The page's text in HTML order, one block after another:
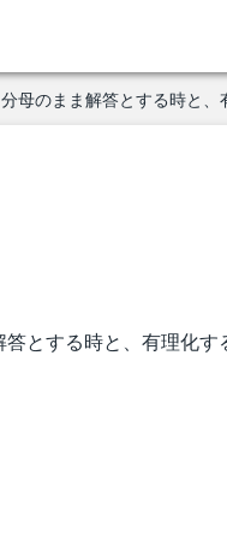
母のまま解答とする時と
とする時と、有理化